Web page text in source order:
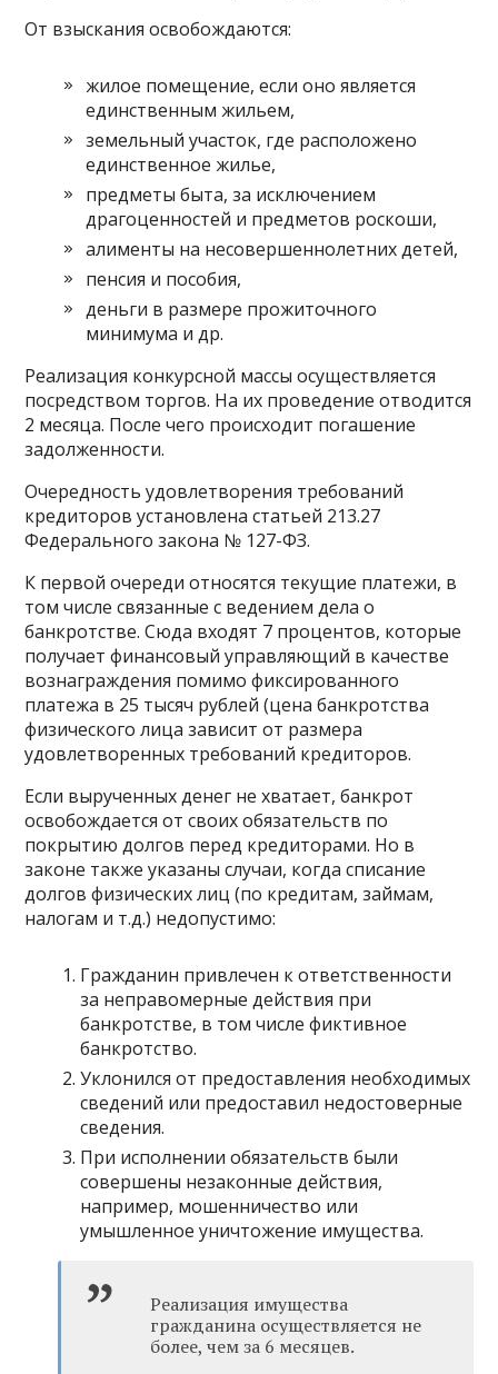
От взыскания освобождаются:
жилое помещение, если оно является
единственным жильем,
земельный участок, где расположено
единственное жилье,
предметы быта, за исключением
драгоценностей и предметов роскоши,
алименты на несовершеннолетних детей,
пенсия и пособия,
деньги в размере прожиточного
минимума и др.
Реализация конкурсной массы осуществляется
посредством торгов. На их проведение отводится
2 месяца. После чего происходит погашение
задолженности.
Очередность удовлетворения требований
кредиторов установлена статьей 213.27
Федерального закона № 127-ФЗ.
К первой очереди относятся текущие платежи, в
том числе связанные с ведением дела о
банкротстве. Сюда входят 7 процентов, которые
получает финансовый управляющий в качестве
вознаграждения помимо фиксированного
платежа в 25 тысяч рублей (цена банкротства
физического лица зависит от размера
удовлетворенных требований кредиторов.
Если вырученных денег не хватает, банкрот
освобождается от своих обязательств по
покрытию долгов перед кредиторами. Но в
законе также указаны случаи, когдасписание
долгов физических лиц (по кредитам, займам,
налогам и т.д.) недопустимо:
Гражданин привлечен к ответственности
за неправомерные действия при
банкротстве, в том числе фиктивное
банкротство.
Уклонился от предоставления необходимых
сведений или предоставил недостоверные
сведения.
При исполнении обязательств были
совершены незаконные действия,
например, мошенничество или
умышленное уничтожение имущества.
Реализация имущества
гражданина осуществляется не
более, чем за 6 месяцев.